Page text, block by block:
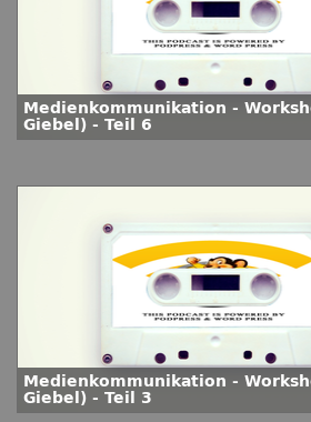
Medienkommunikation -
Giebel) - Teil 6
Medienkommunikation -
Giebel) - Teil 3